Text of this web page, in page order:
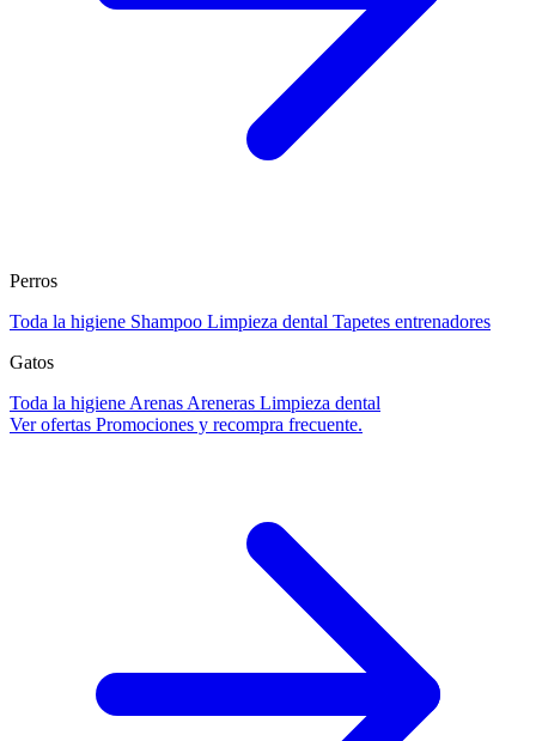
Perros
Toda la higiene Shampoo Limpieza dental Tapetes entrenadores
Gatos
Toda la higiene Arenas Areneras Limpieza dental
Ver ofertas Promociones y recompra frecuente.